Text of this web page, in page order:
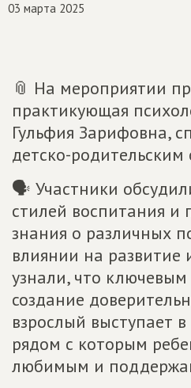
03 марта 2025
📎 На мероприятии
практикующая
Гульфия Зарифовна,
детско-
🗣 Участники
стилей воспитания и
знания о различных
влиянии на развитие
узнали, что ключевым
создание
взрослый выступает
рядом с которым
любимым и